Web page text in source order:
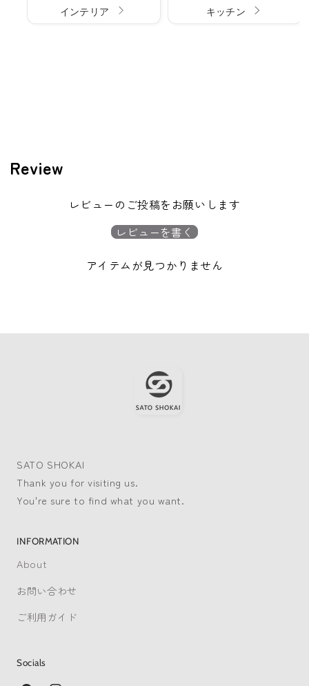
インテリア キッチン
Review
レビューのご投稿をお願いします
レビューを書く
アイテムが見つかりません
SATO SHOKAI
Thank you for visiting us.
You're sure to find what you want.
INFORMATION
About
お問い合わせ
ご利用ガイド
Socials